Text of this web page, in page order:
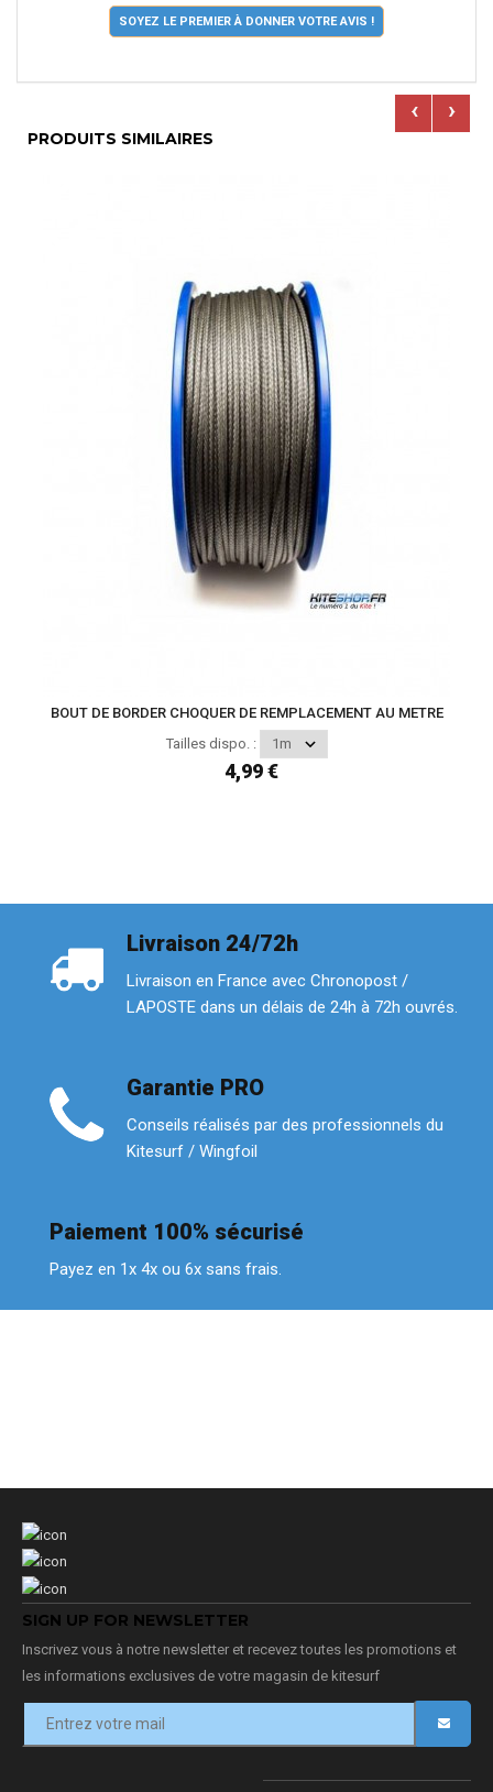
SOYEZ LE PREMIER À DONNER VOTRE AVIS !
PRODUITS SIMILAIRES
‹ ›
BOUT DE BORDER CHOQUER DE REMPLACEMENT AU METRE
Tailles dispo. :
4,99 €
Livraison 24/72h
Livraison en France avec Chronopost /
LAPOSTE dans un délais de 24h à 72h ouvrés.
Garantie PRO
Conseils réalisés par des professionnels du
Kitesurf / Wingfoil
Paiement 100% sécurisé
Payez en 1x 4x ou 6x sans frais.
SIGN UP FOR NEWSLETTER
Inscrivez vous à notre newsletter et recevez toutes les promotions et
les informations exclusives de votre magasin de kitesurf